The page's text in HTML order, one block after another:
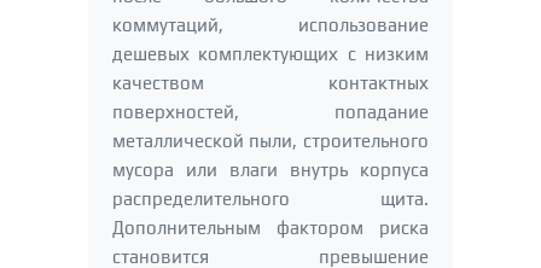
коммутаций, использование
дешевых комплектующих с низким
качеством контактных
поверхностей, попадание
металлической пыли, строительного
мусора или влаги внутрь корпуса
распределительного щита.
Дополнительным фактором риска
становится превышение